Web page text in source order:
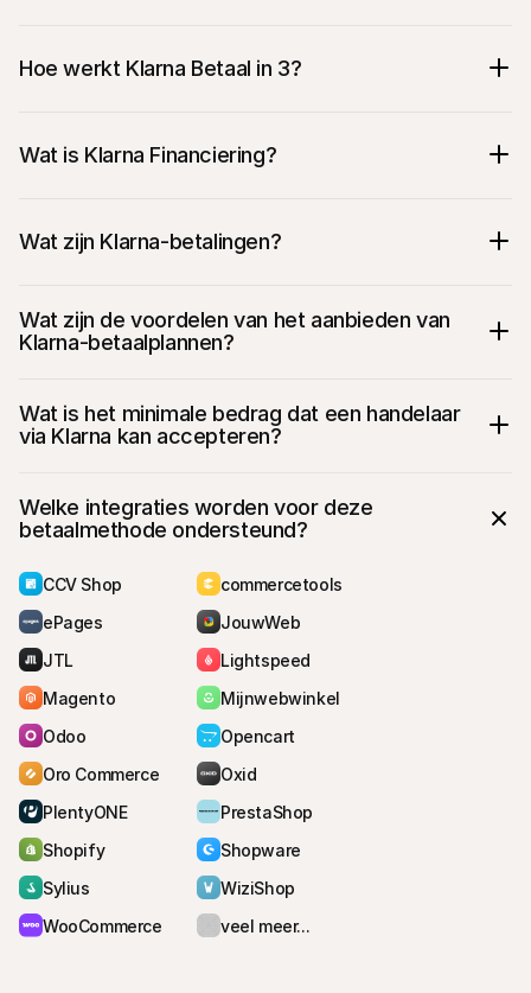
Hoe werkt Klarna Betaal in 3?
Wat is Klarna Financiering?
Wat zijn Klarna-betalingen?
Wat zijn de voordelen van het aanbieden van
Klarna-betaalplannen?
Wat is het minimale bedrag dat een handelaar
via Klarna kan accepteren?
Welke integraties worden voor deze
betaalmethode ondersteund?
CCV Shop
commercetools
ePages
JouwWeb
JTL
Lightspeed
Magento
Mijnwebwinkel
Odoo
Opencart
Oro Commerce
Oxid
PlentyONE
PrestaShop
Shopify
Shopware
Sylius
WiziShop
WooCommerce
veel meer...